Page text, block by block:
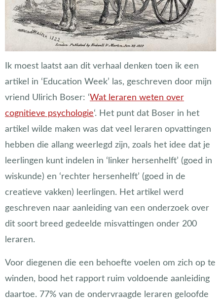
Ik moest laatst aan dit verhaal denken toen ik een
artikel in ‘Education Week’ las, geschreven door mijn
vriend Ulirich Boser: ‘Wat leraren weten over
cognitieve psychologie‘. Het punt dat Boser in het
artikel wilde maken was dat veel leraren opvattingen
hebben die allang weerlegd zijn, zoals het idee dat je
leerlingen kunt indelen in ‘linker hersenhelft’ (goed in
wiskunde) en ‘rechter hersenhelft’ (goed in de
creatieve vakken) leerlingen. Het artikel werd
geschreven naar aanleiding van een onderzoek over
dit soort breed gedeelde misvattingen onder 200
leraren.
Voor diegenen die een behoefte voelen om zich op te
winden, bood het rapport ruim voldoende aanleiding
daartoe. 77% van de ondervraagde leraren geloofde